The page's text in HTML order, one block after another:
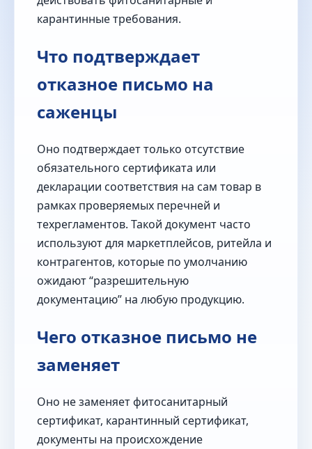
карантинные требования.
Что подтверждает
отказное письмо на
саженцы
Оно подтверждает только отсутствие
обязательного сертификата или
декларации соответствия на сам товар в
рамках проверяемых перечней и
техрегламентов. Такой документ часто
используют для маркетплейсов, ритейла и
контрагентов, которые по умолчанию
ожидают “разрешительную
документацию” на любую продукцию.
Чего отказное письмо не
заменяет
Оно не заменяет фитосанитарный
сертификат, карантинный сертификат,
документы на происхождение